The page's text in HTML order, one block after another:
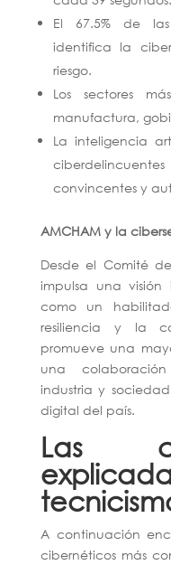
El 67.5% de
identifica la
riesgo.
Los sectores
manufactura,
La inteligencia
convincentes y
AMCHAM y la
Desde el Comité
impulsa una
como un
resiliencia y la
promueve una
una
industria y
digital del país.
Las
A continuación
cibernéticos más